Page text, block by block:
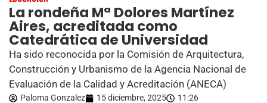
La rondeña Mª Dolores Martínez
Aires, acreditada como
Catedrática de Universidad
Ha sido reconocida por la Comisión de Arquitectura,
Construcción y Urbanismo de la Agencia Nacional de
Evaluación de la Calidad y Acreditación (ANECA)
Paloma Gonzalez 15 diciembre, 2025 11:26